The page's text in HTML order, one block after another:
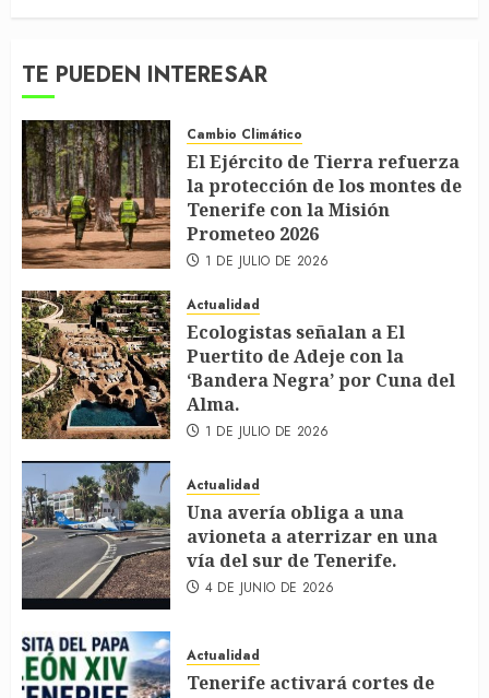
TE PUEDEN INTERESAR
Cambio Climático
El Ejército de Tierra refuerza
la protección de los montes de
Tenerife con la Misión
Prometeo 2026
1 DE JULIO DE 2026
Actualidad
Ecologistas señalan a El
Puertito de Adeje con la
‘Bandera Negra’ por Cuna del
Alma.
1 DE JULIO DE 2026
Actualidad
Una avería obliga a una
avioneta a aterrizar en una
vía del sur de Tenerife.
4 DE JUNIO DE 2026
Actualidad
Tenerife activará cortes de